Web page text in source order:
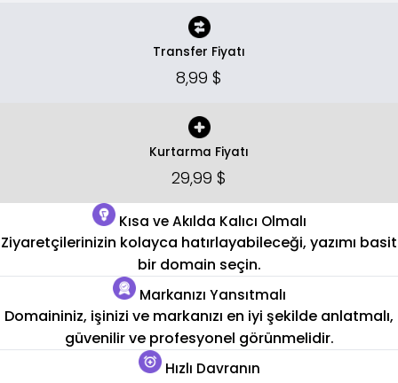
Transfer Fiyatı
8,99 $
Kurtarma Fiyatı
29,99 $
Kısa ve Akılda Kalıcı Olmalı
Ziyaretçilerinizin kolayca hatırlayabileceği, yazımı basit
bir domain seçin.
Markanızı Yansıtmalı
Domaininiz, işinizi ve markanızı en iyi şekilde anlatmalı,
güvenilir ve profesyonel görünmelidir.
Hızlı Davranın